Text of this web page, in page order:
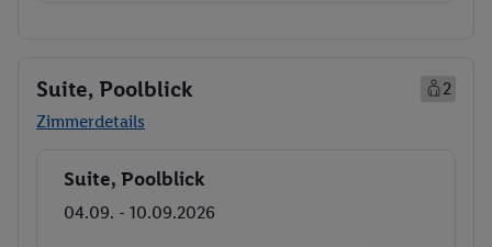
Suite, Poolblick
2
Zimmerdetails
Buchen
Suite, Poolblick
04.09. - 10.09.2026